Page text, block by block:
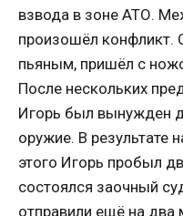
взвода в зоне АТО.
произошёл конфликт.
пьяным, пришёл с
После нескольких
Игорь был вынужден
оружие. В результате
этого Игорь пробыл
состоялся заочный
отправили ещё на два